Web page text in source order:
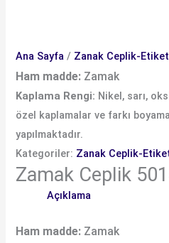
Ana Sayfa / Zanak Ceplik-Etiket
Ham madde: Zamak
Kaplama Rengi: Nikel, sarı,
özel kaplamalar ve farkı
yapılmaktadır.
Kategoriler: Zanak Ceplik-
Zamak Ceplik
Açıklama
Ham madde: Zamak